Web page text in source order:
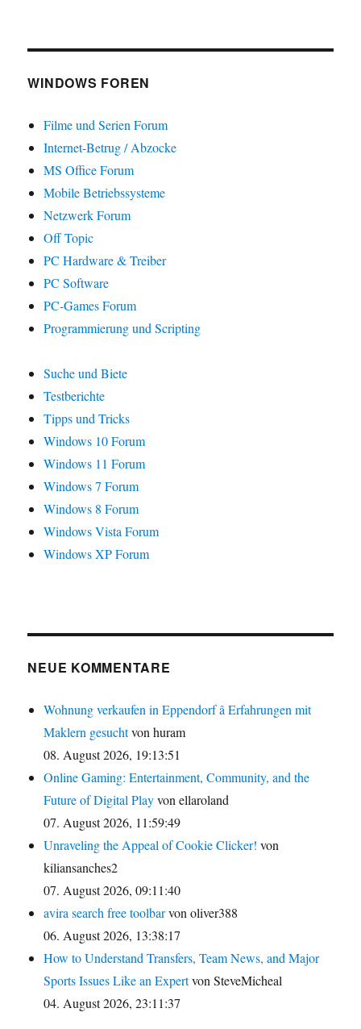
WINDOWS FOREN
Filme und Serien Forum
Internet-Betrug / Abzocke
MS Office Forum
Mobile Betriebssysteme
Netzwerk Forum
Off Topic
PC Hardware & Treiber
PC Software
PC-Games Forum
Programmierung und Scripting
Suche und Biete
Testberichte
Tipps und Tricks
Windows 10 Forum
Windows 11 Forum
Windows 7 Forum
Windows 8 Forum
Windows Vista Forum
Windows XP Forum
NEUE KOMMENTARE
Wohnung verkaufen in Eppendorf â Erfahrungen mit
Maklern gesuchtvon huram
08. August 2026, 19:13:51
Online Gaming: Entertainment, Community, and the
Future of Digital Playvon ellaroland
07. August 2026, 11:59:49
Unraveling the Appeal of Cookie Clicker! von
kiliansanches2
07. August 2026, 09:11:40
avira search free toolbarvon oliver388
06. August 2026, 13:38:17
How to Understand Transfers, Team News, and Major
Sports Issues Like an Expertvon SteveMicheal
04. August 2026, 23:11:37